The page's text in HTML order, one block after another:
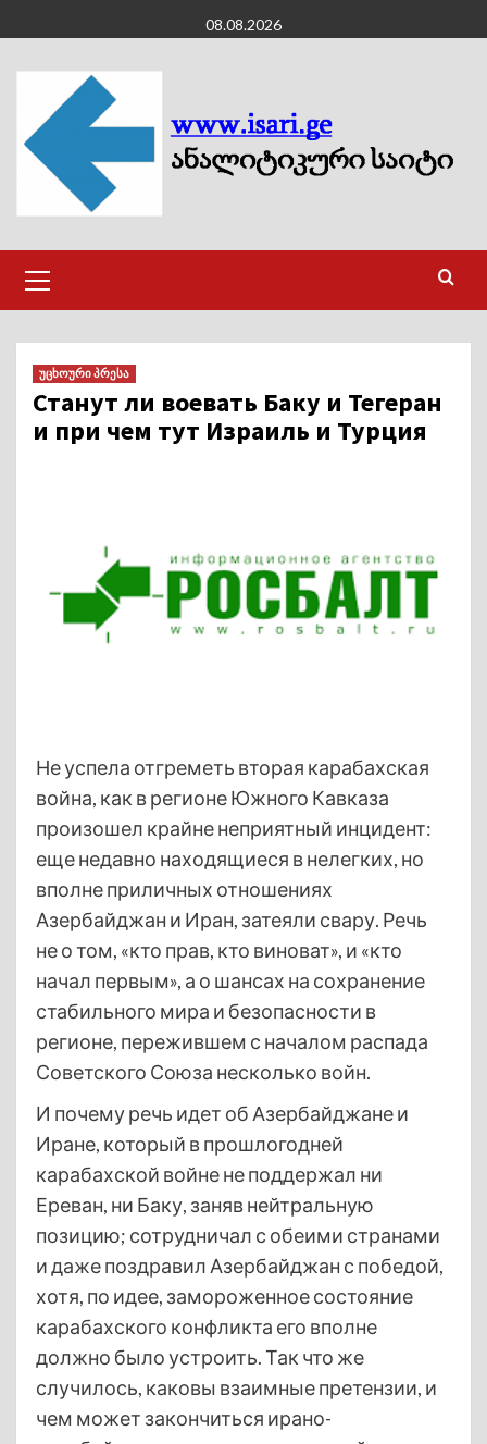
to
content
08.08.2026
Menu
უცხოური პრესა
Станут ли воевать Баку и Тегеран
и при чем тут Израиль и Турция
Не успела отгреметь вторая карабахская
война, как в регионе Южного Кавказа
произошел крайне неприятный инцидент:
еще недавно находящиеся в нелегких, но
вполне приличных отношениях
Азербайджан и Иран, затеяли свару. Речь
не о том, «кто прав, кто виноват», и «кто
начал первым», а о шансах на сохранение
стабильного мира и безопасности в
регионе, пережившем с началом распада
Советского Союза несколько войн.
И почему речь идет об Азербайджане и
Иране, который в прошлогодней
карабахской войне не поддержал ни
Ереван, ни Баку, заняв нейтральную
позицию; сотрудничал с обеими странами
и даже поздравил Азербайджан с победой,
хотя, по идее, замороженное состояние
карабахского конфликта его вполне
должно было устроить. Так что же
случилось, каковы взаимные претензии, и
чем может закончиться ирано-